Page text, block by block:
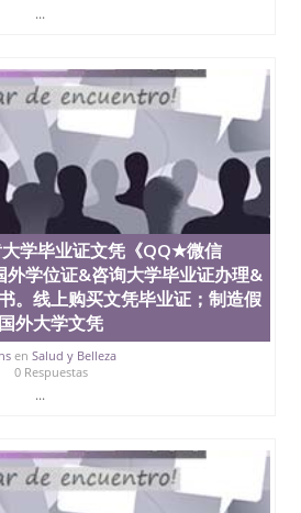
...
学毕业证文凭《QQ★微信
学位证&咨询大学毕业证办理&
。线上购买文凭毕业证；制造假
国外大学文凭
en Salud y Belleza
0 Respuestas
...